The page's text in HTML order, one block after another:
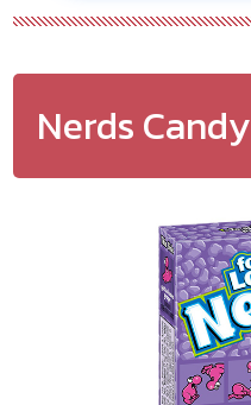
Nerds Candy